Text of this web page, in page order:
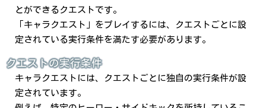
とができるクエストです。
「キャラクエスト」をプレイするには、クエストごとに設
定されている実行条件を満たす必要があります。
クエストの実行条件
キャラクエストには、クエストごとに独自の実行条件が設
定されています。